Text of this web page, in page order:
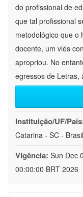
do profissional de
que tal profissional
metodológico que o
docente, um viés
apropriou. No
egressos de Letras,
Instituição/UF/
Catarina - SC - Brasil
Vigência: Sun Dec
00:00:00 BRT 2026